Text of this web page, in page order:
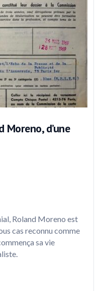
Moreno, d’une
Roland Moreno est
cas reconnu comme
sa vie